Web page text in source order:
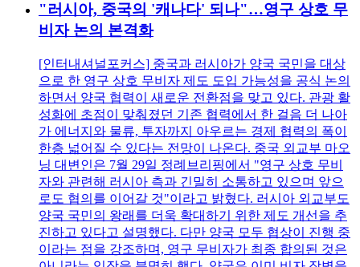
"러시아, 중국의 '캐나다' 되나"…영구 상호 무
비자 논의 본격화
[인터내셔널포커스] 중국과 러시아가 양국 국민을 대상
으로 한 영구 상호 무비자 제도 도입 가능성을 공식 논의
하면서 양국 협력이 새로운 전환점을 맞고 있다. 관광 활
성화에 초점이 맞춰졌던 기존 협력에서 한 걸음 더 나아
가 에너지와 물류, 투자까지 아우르는 경제 협력의 폭이
한층 넓어질 수 있다는 전망이 나온다. 중국 외교부 마오
닝 대변인은 7월 29일 정례브리핑에서 "영구 상호 무비
자와 관련해 러시아 측과 긴밀히 소통하고 있으며 앞으
로도 협의를 이어갈 것"이라고 밝혔다. 러시아 외교부도
양국 국민의 왕래를 더욱 확대하기 위한 제도 개선을 추
진하고 있다고 설명했다. 다만 양국 모두 협상이 진행 중
이라는 점을 강조하며, 영구 무비자가 최종 합의된 것은